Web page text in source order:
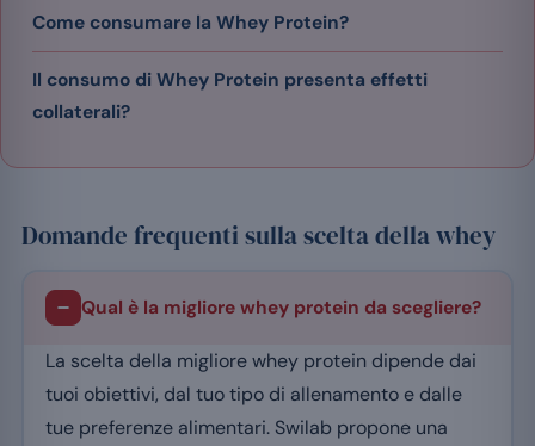
Come consumare la Whey Protein?
Il consumo di Whey Protein presenta effetti
collaterali?
Domande frequenti sulla scelta della whey
Qual è la migliore whey protein da scegliere?
La scelta della migliore whey protein dipende dai
tuoi obiettivi, dal tuo tipo di allenamento e dalle
tue preferenze alimentari. Swilab propone una